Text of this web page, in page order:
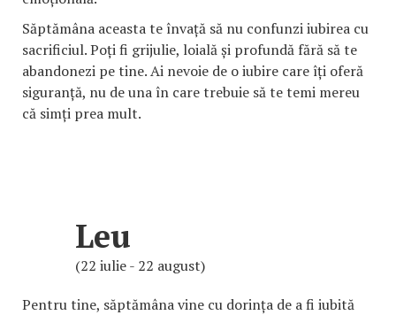
Săptămâna aceasta te învață să nu confunzi iubirea cu
sacrificiul. Poți fi grijulie, loială și profundă fără să te
abandonezi pe tine. Ai nevoie de o iubire care îți oferă
siguranță, nu de una în care trebuie să te temi mereu
că simți prea mult.
Leu
(22 iulie - 22 august)
Pentru tine, săptămâna vine cu dorința de a fi iubită